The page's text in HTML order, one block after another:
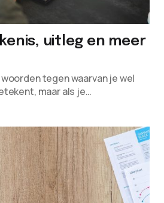
uitleg en meer
tegen waarvan je wel
maar als je…